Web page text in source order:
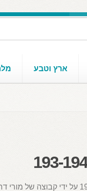
ארץ וטבע
ארץ וטבע נוסד ב-1985 על ידי קבוצה